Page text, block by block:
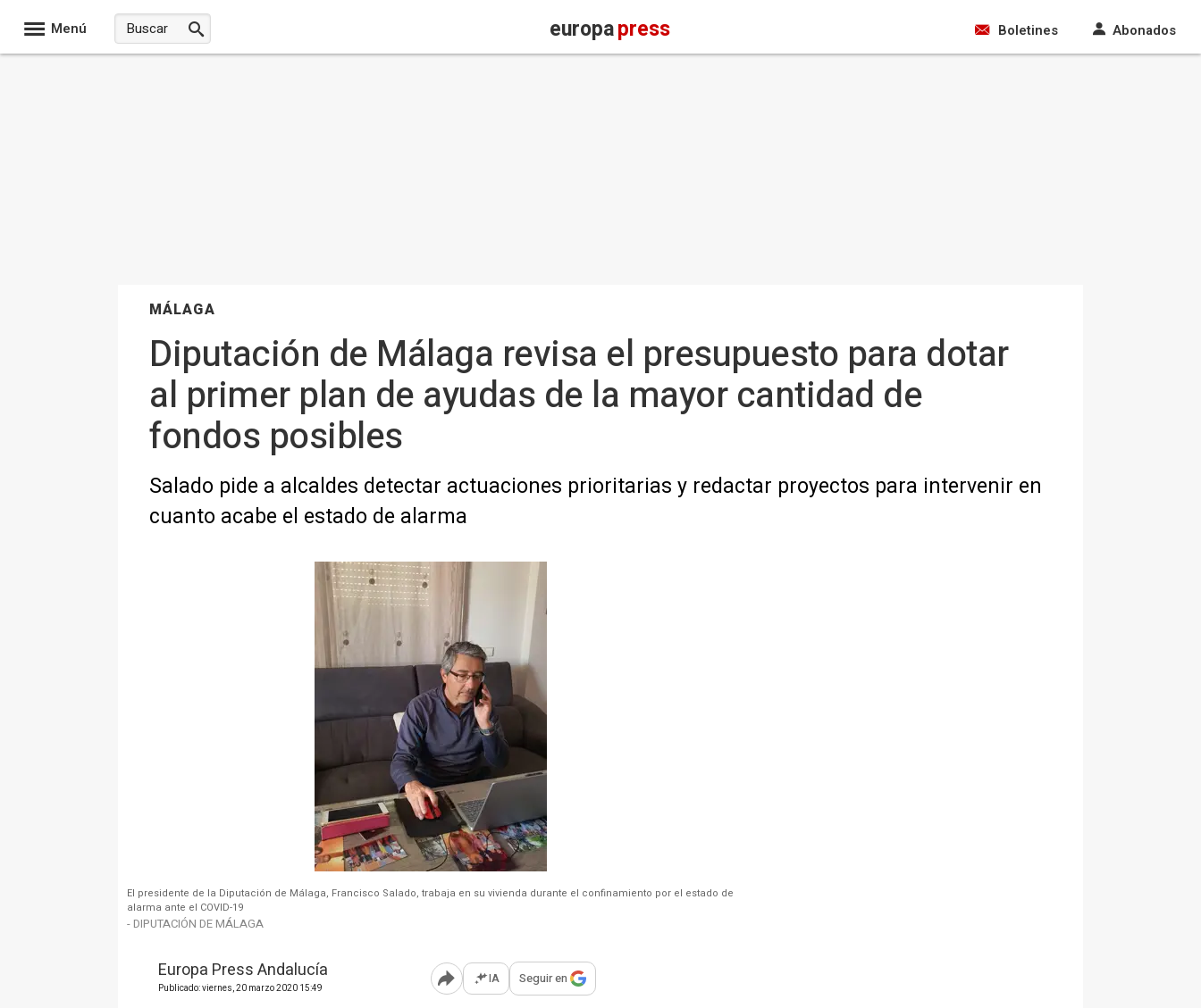
Menú europapress Boletines Abonados
MÁLAGA
Diputación de Málaga revisa el presupuesto para dotar
al primer plan de ayudas de la mayor cantidad de
fondos posibles
Salado pide a alcaldes detectar actuaciones prioritarias y redactar proyectos para intervenir en
cuanto acabe el estado de alarma
El presidente de la Diputación de Málaga, Francisco Salado, trabaja en su vivienda durante el confinamiento por el estado de
alarma ante el COVID-19
- DIPUTACIÓN DE MÁLAGA
Europa Press Andalucía
Publicado: viernes, 20 marzo 2020 15:49 Abrir opciones para compartir
IA Seguir en